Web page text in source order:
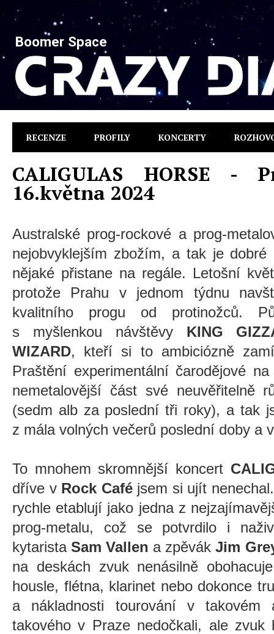
Boomer Space
RECENZE PROFILY KONCERTY
CALIGULAS HORSE -
16.května 2024
Australské prog-rockové a prog-
nejobvyklejším zbožím, a tak je
nějaké přistane na regále. Letošní
protože Prahu v jednom týdnu
kvalitního progu od protinožců.
s myšlenkou návštěvy KING
WIZARD, kteří si to ambiciózně
Praštění experimentální čarodějové
nemetalovější část své neuvěřitelně
(sedm alb za poslední tři roky), a tak
z mála volných večerů poslední doby a
To mnohem skromnější koncert
dříve v Rock Caféjsem si ujít
rychle etablují jako jedna z
prog-metalu, což se potvrdilo i
kytaristaSam Vallen a zpěvákJim
na deskách zvuk nenásilně
housle, flétna, klarinet nebo dokonce
a nákladnosti tourování v takovém
takového v Praze nedočkali, ale